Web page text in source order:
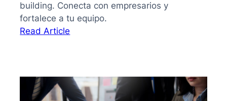
building. Conecta con empresarios y
fortalece a tu equipo.
Read Article
–
Edición